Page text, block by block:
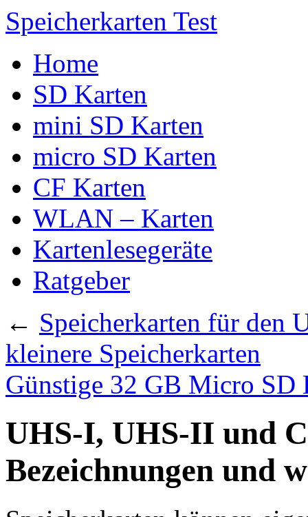
Speicherkarten Test
Home
SD Karten
mini SD Karten
micro SD Karten
CF Karten
WLAN – Karten
Kartenlesegeräte
Ratgeber
← Speicherkarten für den
kleinere Speicherkarten
Günstige 32 GB Micro SD
UHS-I, UHS-II und
Bezeichnungen und